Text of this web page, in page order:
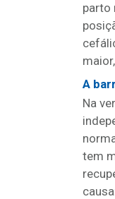
parto
A
Na
tem